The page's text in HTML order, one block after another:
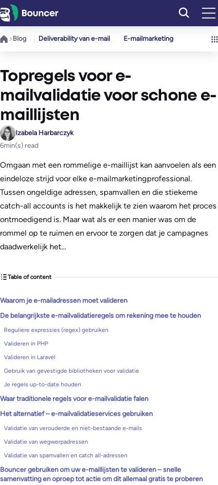
Ga
naar
de
Blog Deliverability van e-mail E-mailmarketing
Topregels voor e-
mailvalidatie voor schone e-
maillijsten
Izabela Harbarczyk
6min(s) read
Omgaan met een rommelige e-maillijst kan aanvoelen als een
eindeloze strijd voor elke e-mailmarketingprofessional.
Tussen ongeldige adressen, spamvallen en die stiekeme
catch-all accounts is het makkelijk te zien waarom het proces
ontmoedigend is. Maar wat als er een manier was om de
rommel op te ruimen en ervoor te zorgen dat je campagnes
daadwerkelijk het…
Table of content
Waarom je e-mailadressen moet valideren
De belangrijkste e-mailvalidatieregels om rekening mee te houden
Reguliere expressies (regex) gebruiken
Valideren in PHP
Valideren in Laravel
Gebruik van gevestigde bibliotheken voor validatie
Je regels up-to-date houden
Waar traditionele regels voor e-mailvalidatie falen
Het alternatief – e-mailvalidatieservices gebruiken
Validatie van verouderde en niet-bestaande e-mails
Validatie van wegwerpadressen
Validatie van spamvallen en catch all-adressen
Bouncer gebruiken om uw e-maillijsten te valideren – snelle
samenvatting en oproep tot actie om dit allemaal gratis te proberen